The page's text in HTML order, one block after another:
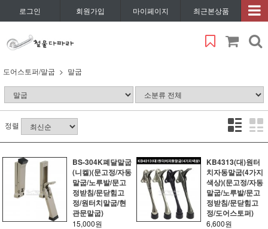
로그인 회원가입 마이페이지 최근본상품
도어스토퍼/말굽 말굽
정렬
BS-304K폐달말굽
(니켈)(문고정/자동
말굽/노루발/문고
정받침/문닫힘고
정/원터치말굽/현
관문말굽)
15,000원
KB4313(대)원터
치자동말굽(4가지
색상)(문고정/자동
말굽/노루발/문고
정받침/문닫힘고
정/도어스토퍼)
6,600원